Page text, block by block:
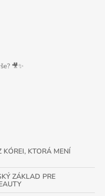
🎥✨
KTORÁ MENÍ
ZÁKLAD PRE